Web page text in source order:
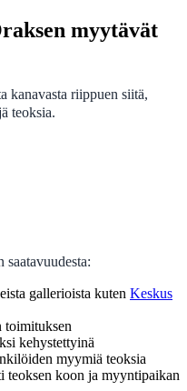
myytävät
kanavasta riippuen siitä,
teoksia.
gallerioista kuten Keskus
toimituksen
kehystettyinä
myymiä teoksia
teoksen koon ja myyntipaikan